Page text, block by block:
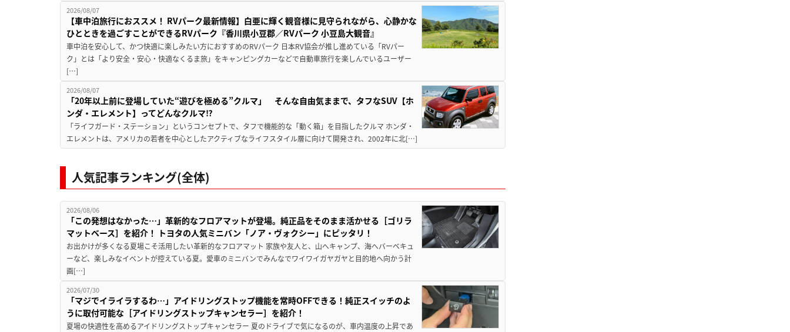
2026/08/07
【車中泊旅行におススメ！ RVパーク最新情報】白亜に輝く観音様に見守られながら、心静かな
ひとときを過ごすことができるRVパーク『香川県小豆郡／RVパーク 小豆島大観音』
車中泊を安心して、かつ快適に楽しみたい方におすすめのRVパーク 日本RV協会が推し進めている「RVパー
ク」とは「より安全・安心・快適なくるま旅」をキャンピングカーなどで自動車旅行を楽しんでいるユーザー
[…]
2026/08/07
「20年以上前に登場していた“遊びを極める”クルマ」 そんな自由気ままで、タフなSUV【ホ
ンダ・エレメント】ってどんなクルマ⁉︎
「ライフガード・ステーション」というコンセプトで、タフで機能的な「動く箱」を目指したクルマ ホンダ・
エレメントは、アメリカの若者を中心としたアクティブなライフスタイル層に向けて開発され、2002年に北[…]
人気記事ランキング(全体)
2026/08/06
「この発想はなかった…」革新的なフロアマットが登場。純正品をそのまま活かせる［ゴリラ
マットベース］を紹介！ トヨタの人気ミニバン「ノア・ヴォクシー」にピッタリ！
お出かけが多くなる夏場こそ活用したい革新的なフロアマット 家族や友人と、山へキャンプ、海へバーベキュ
ーなど、楽しみなイベントが控えている夏。愛車のミニバンでみんなでワイワイガヤガヤと目的地へ向かう計
画[…]
2026/07/30
「マジでイライラするわ…」アイドリングストップ機能を常時OFFできる！純正スイッチのよ
うに取付可能な［アイドリングストップキャンセラー］を紹介！
夏場の快適性を高めるアイドリングストップキャンセラー 夏のドライブで気になるのが、車内温度の上昇であ